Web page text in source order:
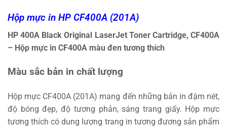
Hộp mực in HP CF400A (201A)
HP 400A Black Original LaserJet Toner Cartridge, CF400A
– Hộp mực in CF400A màu đen tương thích
Màu sắc bản in chất lượng
Hộp mực CF400A (201A) mang đến những bản in đậm nét,
độ bóng đẹp, độ tương phản, sáng trang giấy. Hộp mực
tương thích có dung lượng trang in tương đương sản phẩm